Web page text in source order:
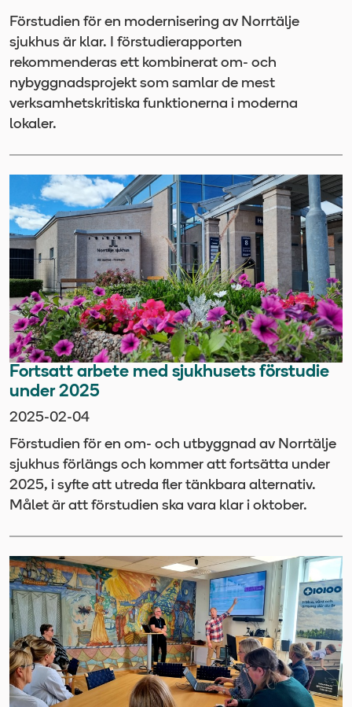
Förstudien för en modernisering av Norrtälje
sjukhus är klar. I förstudierapporten
rekommenderas ett kombinerat om- och
nybyggnadsprojekt som samlar de mest
verksamhetskritiska funktionerna i moderna
lokaler.
Fortsatt arbete med sjukhusets förstudie
under 2025
2025-02-04
Förstudien för en om- och utbyggnad av Norrtälje
sjukhus förlängs och kommer att fortsätta under
2025, i syfte att utreda fler tänkbara alternativ.
Målet är att förstudien ska vara klar i oktober.